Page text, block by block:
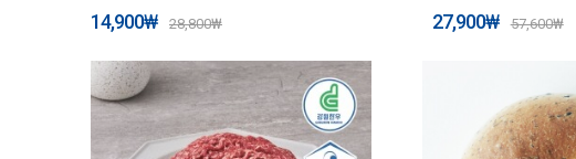
14,900₩ 28,800₩ 27,900₩ 57,600₩